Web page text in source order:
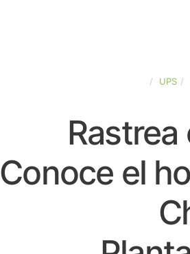
UPS
Conoce el